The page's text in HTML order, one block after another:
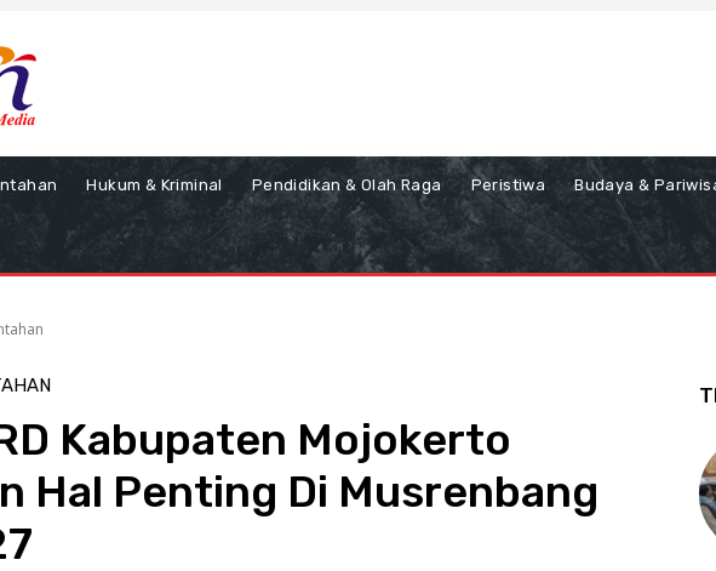
Hukum & Kriminal Pendidikan & Olah Raga Peristiwa Budaya &
Kabupaten Mojokerto
Hal Penting Di Musrenbang